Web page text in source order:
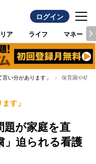
ログイン
ア ライフ マネー
い分があります」 保育園や幼
す」
題が家庭を直
迫られる看護